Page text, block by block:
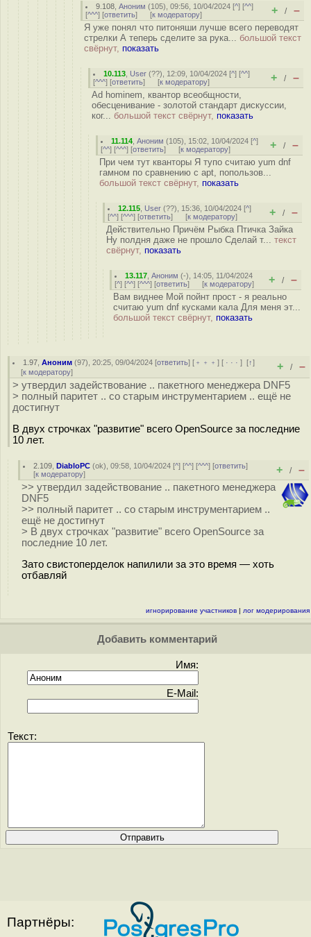
9.108 ,Аноним (105), 09:56, 10/04/2024 [^] [^^]
[^^^] [ответить] [к модератору] + / –
Я уже понял что питоняши лучше всего переводят
стрелки А теперь сделите за рука... большой текст
свёрнут, показать
10.113 User (??), 12:09, 10/04/2024 [^] [^^]
[^^^] [ответить] [к модератору] + / –
Ad hominem, квантор всеобщности,
обесценивание - золотой стандарт дискуссии,
ког... большой текст свёрнут, показать
11.114 ,Аноним (105), 15:02, 10/04/2024 [^]
[^^] [^^^] [ответить] [к модератору] + / –
При чем тут кванторы Я тупо считаю yum dnf
гамном по сравнению с apt, попользов...
большой текст свёрнут, показать
12.115 User (??), 15:36, 10/04/2024 [^]
[^^] [^^^] [ответить] [к модератору] + / –
Действительно Причём Рыбка Птичка Зайка
Ну полдня даже не прошло Сделай т... текст
свёрнут, показать
13.117 ,Аноним (-), 14:05, 11/04/2024
[^] [^^] [^^^] [ответить] [к модератору] + / –
Вам виднее Мой пойнт прост - я реально
считаю yum dnf кусками кала Для меня эт...
большой текст свёрнут, показать
1.97 ,Аноним (97), 20:25, 09/04/2024 [ответить] [ ﹢﹢﹢] [ · · ·][↑]
[к модератору] + / –
> утвердил задействование .. пакетного менеджера DNF5
> полный паритет .. со старым инструментарием .. ещё не
достигнут
В двух строчках "развитие" всего OpenSource за последние
10 лет.
2.109 ,DiabloPC (ok), 09:58, 10/04/2024 [^] [^^] [^^^] [ответить]
[к модератору] + / –
>> утвердил задействование .. пакетного менеджера
DNF5
>> полный паритет .. со старым инструментарием ..
ещё не достигнут
> В двух строчках "развитие" всего OpenSource за
последние 10 лет.
Зато свистоперделок напилили за это время — хоть
отбавляй
игнорирование участников | лог модерирования
Добавить комментарий
Имя:
E-Mail:
Текст:
Партнёры: